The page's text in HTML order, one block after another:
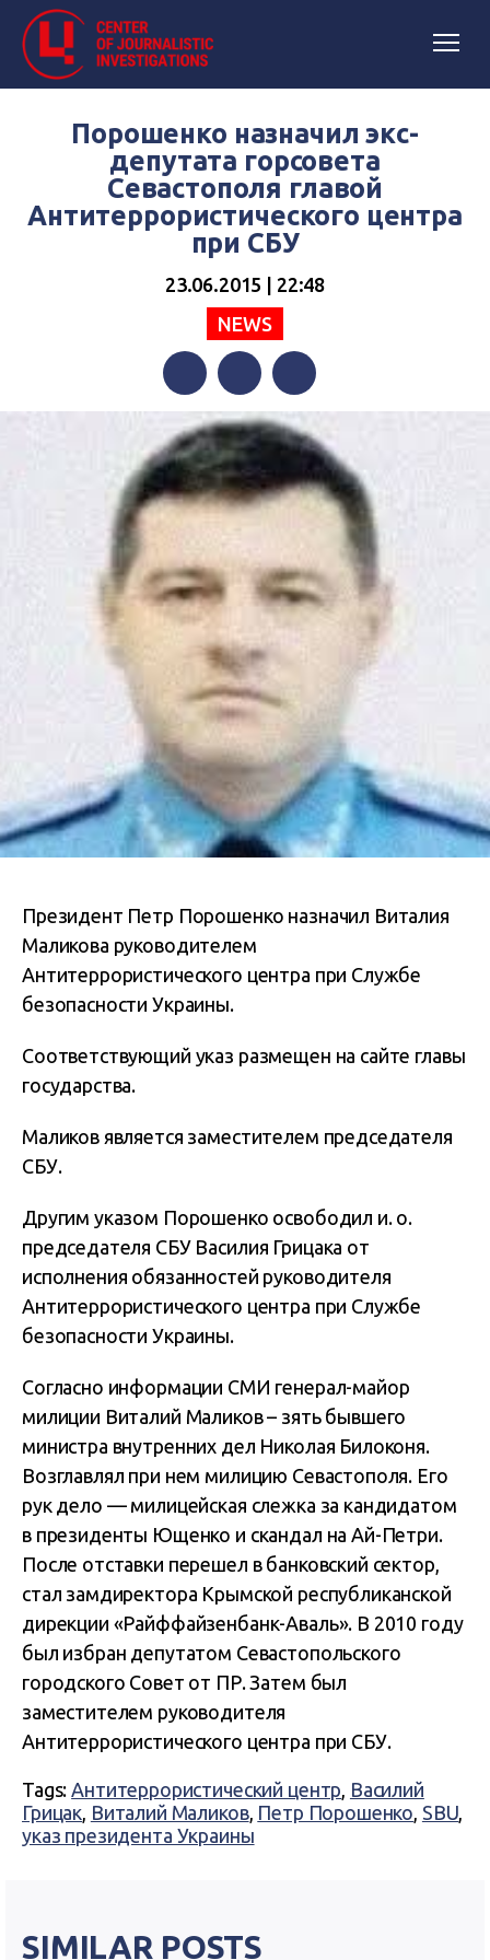
Порошенко назначил экс-
депутата горсовета
Севастополя главой
Антитеррористического центра
при СБУ
23.06.2015 | 22:48
NEWS
FacebookTwitterTelegram
Президент Петр Порошенко назначил Виталия
Маликова руководителем
Антитеррористического центра при Службе
безопасности Украины.
Соответствующий указ размещен на сайте главы
государства.
Маликов является заместителем председателя
СБУ.
Другим указом Порошенко освободил и. о.
председателя СБУ Василия Грицака от
исполнения обязанностей руководителя
Антитеррористического центра при Службе
безопасности Украины.
Согласно информации СМИ генерал-майор
милиции Виталий Маликов – зять бывшего
министра внутренних дел Николая Билоконя.
Возглавлял при нем милицию Севастополя. Его
рук дело — милицейская слежка за кандидатом
в президенты Ющенко и скандал на Ай-Петри.
После отставки перешел в банковский сектор,
стал замдиректора Крымской республиканской
дирекции «Райффайзенбанк-Аваль». В 2010 году
был избран депутатом Севастопольского
городского Совет от ПР. Затем был
заместителем руководителя
Антитеррористического центра при СБУ.
Tags:Антитеррористический центр, Василий
Грицак, Виталий Маликов, Петр Порошенко, SBU,
указ президента Украины
SIMILAR POSTS